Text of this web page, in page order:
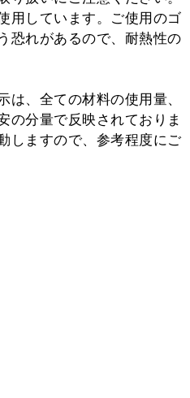
用しています。ご使用のゴ
恐れがあるので、耐熱性の
は、全ての材料の使用量、
の分量で反映されておりま
しますので、参考程度にご